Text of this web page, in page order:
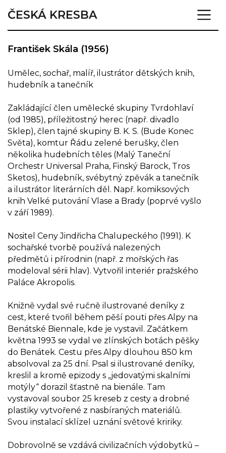
ČESKÁ KRESBA
František Skála (1956)
Umělec, sochař, malíř, ilustrátor dětských knih,
hudebník a tanečník
Zakládající člen umělecké skupiny Tvrdohlaví
(od 1985), příležitostný herec (např. divadlo
Sklep), člen tajné skupiny B. K. S. (Bude Konec
Světa), komtur Řádu zelené berušky, člen
několika hudebních těles (Malý Taneční
Orchestr Universal Praha, Finský Barock, Tros
Sketos), hudebník, svébytný zpěvák a tanečník
a ilustrátor literárních děl. Např. komiksových
knih Velké putování Vlase a Brady (poprvé vyšlo
v září 1989).
Nositel Ceny Jindřicha Chalupeckého (1991). K
sochařské tvorbě používá nalezených
předmětů i přírodnin (např. z mořských řas
modeloval sérii hlav). Vytvořil interiér pražského
Paláce Akropolis.
Knižně vydal své ručně ilustrované deníky z
cest, které tvořil během pěší pouti přes Alpy na
Benátské Biennale, kde je vystavil. Začátkem
května 1993 se vydal ve zlínských botách pěšky
do Benátek. Cestu přes Alpy dlouhou 850 km
absolvoval za 25 dní. Psal si ilustrované deníky,
kreslil a kromě epizody s „jedovatými skalními
motýly“ dorazil šťastně na bienále. Tam
vystavoval soubor 25 kreseb z cesty a drobné
plastiky vytvořené z nasbíraných materiálů.
Svou instalací sklízel uznání světové kririky.
Dobrovolně se vzdává civilizačních výdobytků –